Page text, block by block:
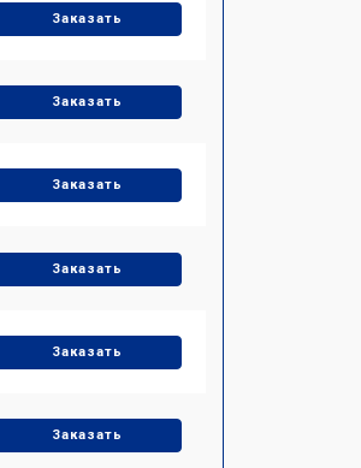
Заказать
Заказать
Заказать
Заказать
Заказать
Заказать